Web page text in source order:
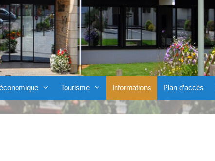
Tourisme Informations Plan d’accès